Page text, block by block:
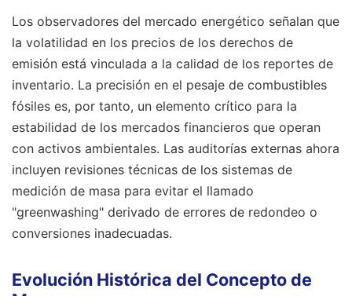
Los observadores del mercado energético señalan que
la volatilidad en los precios de los derechos de
emisión está vinculada a la calidad de los reportes de
inventario. La precisión en el pesaje de combustibles
fósiles es, por tanto, un elemento crítico para la
estabilidad de los mercados financieros que operan
con activos ambientales. Las auditorías externas ahora
incluyen revisiones técnicas de los sistemas de
medición de masa para evitar el llamado
"greenwashing" derivado de errores de redondeo o
conversiones inadecuadas.
Evolución Histórica del Concepto de